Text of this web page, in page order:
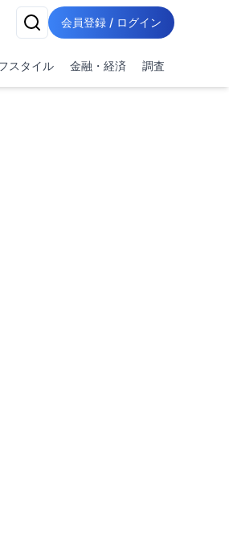
会員登録 / ログイン
スタイル 金融・経済 調査